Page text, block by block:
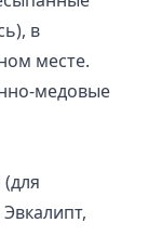
в
месте.
медовые